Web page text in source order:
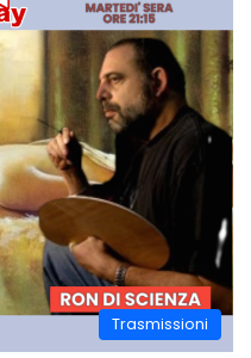
Trasmissioni